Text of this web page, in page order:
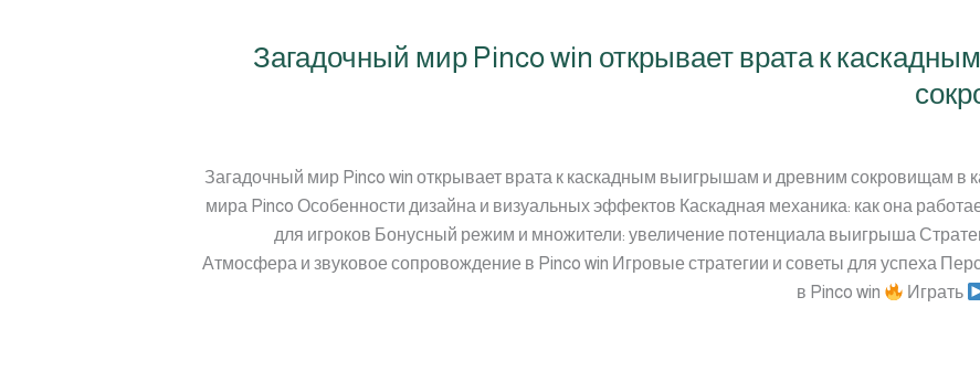
Загадочный мир Pinco win открывает врата к
Загадочный мир Pinco win открывает врата к каскадным выигрышам и древним сокровищам в
мира Pinco Особенности дизайна и визуальных эффектов Каскадная механика: как она
для игроков Бонусный режим и множители: увеличение потенциала выигрыша
Атмосфера и звуковое сопровождение в Pinco win Игровые стратегии и советы для успеха
в Pinco win
Играть